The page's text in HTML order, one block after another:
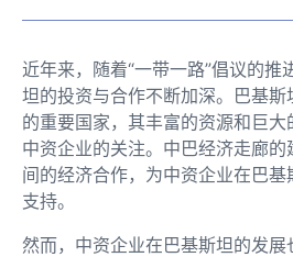
近年来，随着“一带一路”倡议的推
坦的投资与合作不断加深。巴基斯
的重要国家，其丰富的资源和巨
中资企业的关注。中巴经济走廊
间的经济合作，为中资企业在巴
支持。
然而，中资企业在巴基斯坦的发